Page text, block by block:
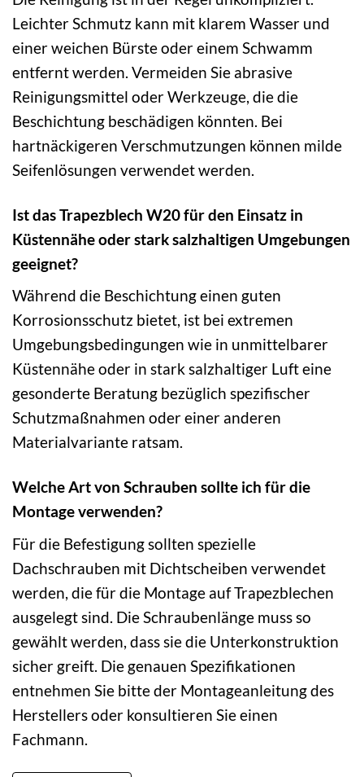
Leichter Schmutz kann mit klarem Wasser und
einer weichen Bürste oder einem Schwamm
entfernt werden. Vermeiden Sie abrasive
Reinigungsmittel oder Werkzeuge, die die
Beschichtung beschädigen könnten. Bei
hartnäckigeren Verschmutzungen können milde
Seifenlösungen verwendet werden.
Ist das Trapezblech W20 für den Einsatz in
Küstennähe oder stark salzhaltigen Umgebungen
geeignet?
Während die Beschichtung einen guten
Korrosionsschutz bietet, ist bei extremen
Umgebungsbedingungen wie in unmittelbarer
Küstennähe oder in stark salzhaltiger Luft eine
gesonderte Beratung bezüglich spezifischer
Schutzmaßnahmen oder einer anderen
Materialvariante ratsam.
Welche Art von Schrauben sollte ich für die
Montage verwenden?
Für die Befestigung sollten spezielle
Dachschrauben mit Dichtscheiben verwendet
werden, die für die Montage auf Trapezblechen
ausgelegt sind. Die Schraubenlänge muss so
gewählt werden, dass sie die Unterkonstruktion
sicher greift. Die genauen Spezifikationen
entnehmen Sie bitte der Montageanleitung des
Herstellers oder konsultieren Sie einen
Fachmann.